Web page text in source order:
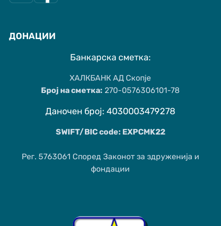
ДОНАЦИИ
Банкарска сметка:
ХАЛКБАНК АД Скопје
Број на сметка: 270-0576306101-78
Даночен број: 4030003479278
SWIFT/BIC code: EXPCMK22
Рег. 5763061 Според Законот за здруженија и
фондации